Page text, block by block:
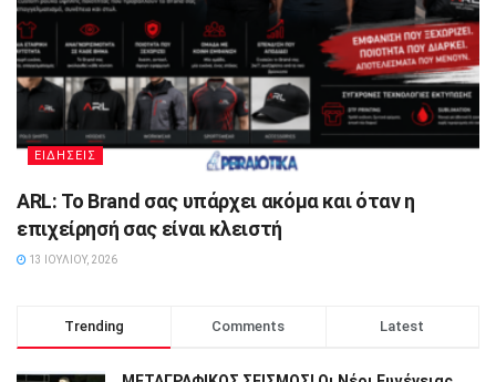
ΕΙΔΗΣΕΙΣ
ARL: Το Brand σας υπάρχει ακόμα και όταν η
επιχείρησή σας είναι κλειστή
13 ΙΟΥΛΊΟΥ, 2026
Trending Comments Latest